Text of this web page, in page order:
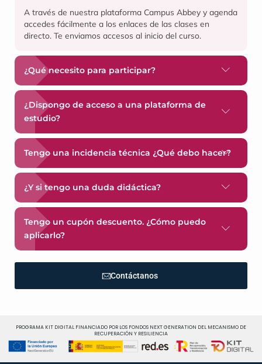
A través de nuestra plataforma Campus Abbey y agenda
accedes fácilmente a los enlaces de las clases en
directo. Te enviamos accesos al inicio del curso.
¿Qué necesito para participar?
¿Dispongo de acceso a una plataforma de
estudio?
Tengo una incidencia técnica ¿Qué debo hacer?
¿Y si tengo una duda didáctica?
Tengo un cupón descuento. ¿Cómo puedo
aplicarlo?
Contáctanos
PROGRAMA KIT DIGITAL FINANCIADO POR LOS FONDOS NEXT GENERATION DEL MECANISMO DE
RECUPERACIÓN Y RESILIENCIA